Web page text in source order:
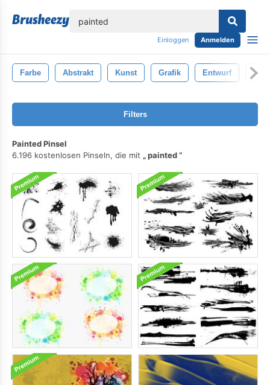
Einloggen Anmelden
Farbe Abstrakt Kunst Grafik Entwurf
Filters
Painted Pinsel
6.196 kostenlosen Pinseln, die mit
painted